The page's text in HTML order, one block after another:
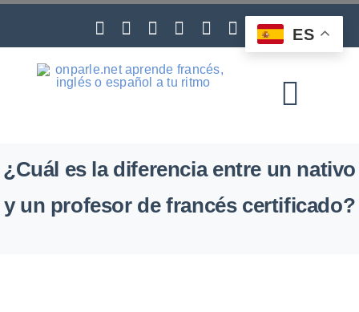
Skip
content
¿Cuál es la diferencia entre un nativo
y un profesor de francés certificado?
ES